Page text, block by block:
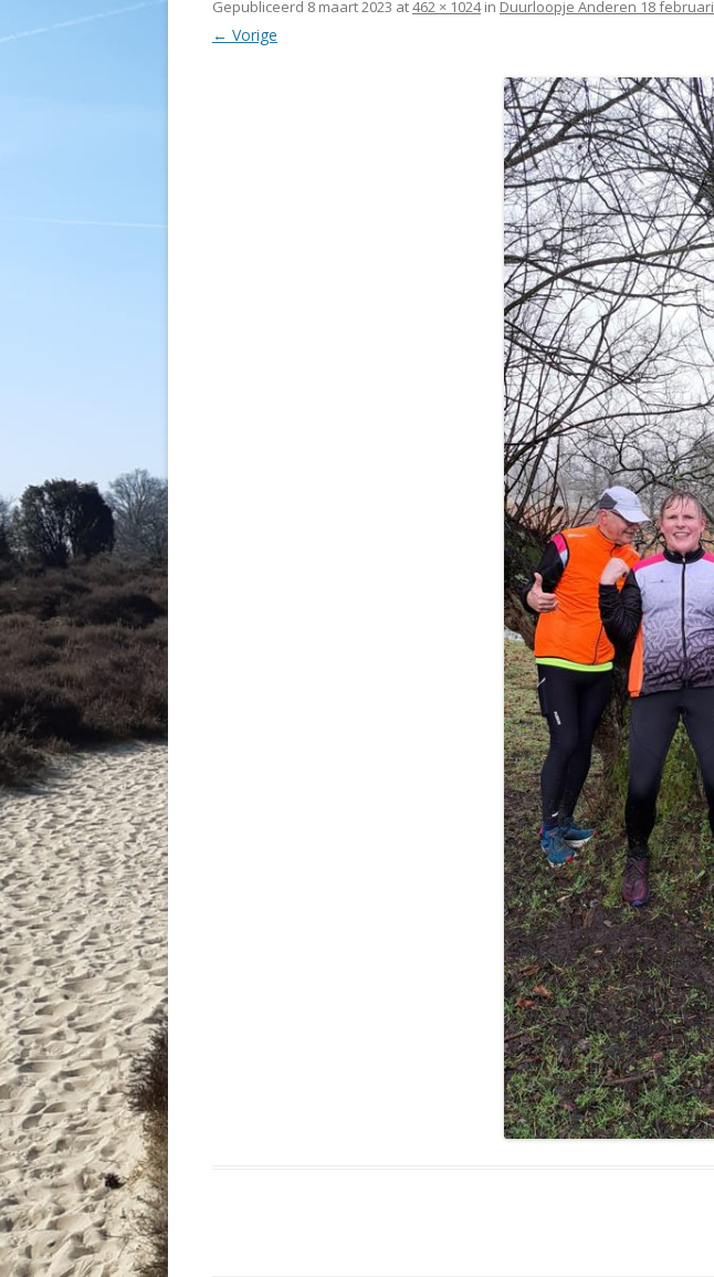
Gepubliceerd 8 maart 2023 at462 × 1024in Duurloopje Anderen 18 februari
← Vorige